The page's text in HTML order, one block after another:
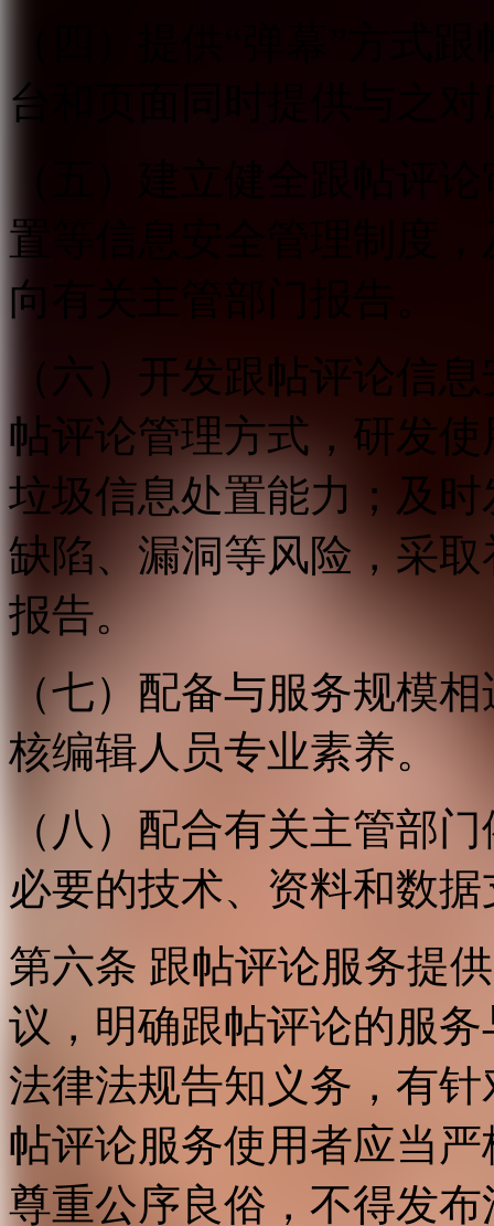
台和页面同时提供与之
置等信息安全管理制度
向有关主管部门报告。
（六）开发跟帖评论信
帖评论管理方式，研发
垃圾信息处置能力；及
缺陷、漏洞等风险，采
报告。
（七）配备与服务规模
核编辑人员专业素养。
（八）配合有关主管部
必要的技术、资料和数
第六条 跟帖评论服务提
议，明确跟帖评论的服
法律法规告知义务，有
帖评论服务使用者应当
尊重公序良俗，不得发